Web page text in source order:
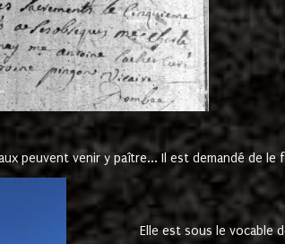
peuvent venir y paître... Il est demandé de le
Elle est sous le vocable